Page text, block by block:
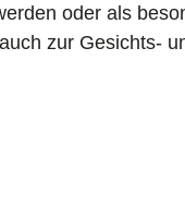
oder als
zur Gesichts-